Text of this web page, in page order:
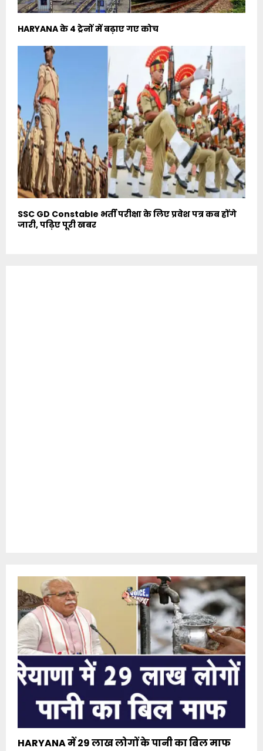
HARYANA के 4 ट्रेनों में बढ़ाए गए कोच
SSC GD Constable भर्ती परीक्षा के लिए प्रवेश पत्र कब होंगे
जारी, पढ़िए पूरी खबर
HARYANA में 29 लाख लोगों के पानी का बिल माफ